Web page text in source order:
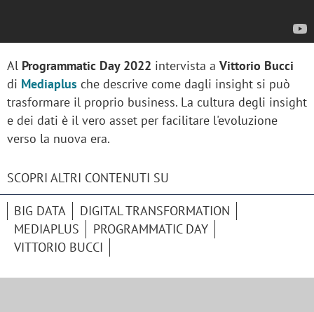
Al Programmatic Day 2022 intervista a Vittorio Bucci
di Mediaplus che descrive come dagli insight si può
trasformare il proprio business. La cultura degli insight
e dei dati è il vero asset per facilitare l'evoluzione
verso la nuova era.
SCOPRI ALTRI CONTENUTI SU
BIG DATA
DIGITAL TRANSFORMATION
MEDIAPLUS
PROGRAMMATIC DAY
VITTORIO BUCCI